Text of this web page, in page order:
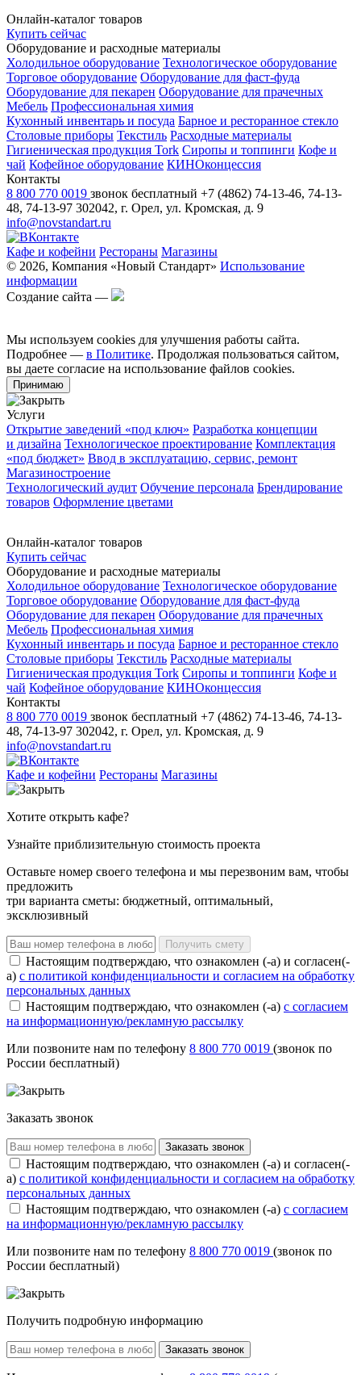
Онлайн-каталог товаров
Купить сейчас
Оборудование и расходные материалы
Холодильное оборудование Технологическое оборудование
Торговое оборудование Оборудование для фаст-фуда
Оборудование для пекарен Оборудование для прачечных
Мебель Профессиональная химия
Кухонный инвентарь и посуда Барное и ресторанное стекло
Столовые приборы Текстиль Расходные материалы
Гигиеническая продукция Tork Сиропы и топпинги Кофе и
чай Кофейное оборудование КИНОконцессия
Контакты
8 800 770 0019 звонок бесплатный +7 (4862) 74-13-46, 74-13-
48, 74-13-97 302042, г. Орел, ул. Кромская, д. 9
info@novstandart.ru
Кафе и кофейни Рестораны Магазины
© 2026, Компания «Новый Стандарт» Использование
информации
Создание сайта —
Мы используем cookies для улучшения работы сайта.
Подробнее — в Политике. Продолжая пользоваться сайтом,
вы даете согласие на использование файлов cookies.
Принимаю
Услуги
Открытие заведений «под ключ» Разработка концепции
и дизайна Технологическое проектирование Комплектация
«под бюджет» Ввод в эксплуатацию, сервис, ремонт
Магазиностроение
Технологический аудит Обучение персонала Брендирование
товаров Оформление цветами
Онлайн-каталог товаров
Купить сейчас
Оборудование и расходные материалы
Холодильное оборудование Технологическое оборудование
Торговое оборудование Оборудование для фаст-фуда
Оборудование для пекарен Оборудование для прачечных
Мебель Профессиональная химия
Кухонный инвентарь и посуда Барное и ресторанное стекло
Столовые приборы Текстиль Расходные материалы
Гигиеническая продукция Tork Сиропы и топпинги Кофе и
чай Кофейное оборудование КИНОконцессия
Контакты
8 800 770 0019 звонок бесплатный +7 (4862) 74-13-46, 74-13-
48, 74-13-97 302042, г. Орел, ул. Кромская, д. 9
info@novstandart.ru
Кафе и кофейни Рестораны Магазины
Хотите открыть кафе?
Узнайте приблизительную стоимость проекта
Оставьте номер своего телефона и мы перезвоним вам, чтобы
предложить
три варианта сметы: бюджетный, оптимальный,
эксклюзивный
Получить смету
Настоящим подтверждаю, что ознакомлен (-а) и согласен(-
а) с политикой конфиденциальности и согласием на обработку
персональных данных
Настоящим подтверждаю, что ознакомлен (-а) с согласием
на информационную/рекламную рассылку
Или позвоните нам по телефону 8 800 770 0019 (звонок по
России бесплатный)
Заказать звонок
Заказать звонок
Настоящим подтверждаю, что ознакомлен (-а) и согласен(-
а) с политикой конфиденциальности и согласием на обработку
персональных данных
Настоящим подтверждаю, что ознакомлен (-а) с согласием
на информационную/рекламную рассылку
Или позвоните нам по телефону 8 800 770 0019 (звонок по
России бесплатный)
Получить подробную информацию
Заказать звонок